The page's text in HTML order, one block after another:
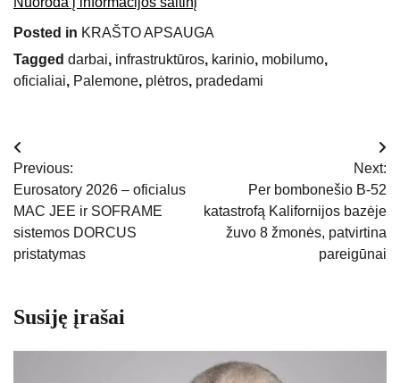
Posted in KRAŠTO APSAUGA
Tagged darbai, infrastruktūros, karinio, mobilumo,
oficialiai, Palemone, plėtros, pradedami
Navigacija
tarp
įrašų
Previous:
Eurosatory 2026 – oficialus
MAC JEE ir SOFRAME
sistemos DORCUS
pristatymas
Next:
Per bombonešio B-52
katastrofą Kalifornijos bazėje
žuvo 8 žmonės, patvirtina
pareigūnai
Susiję įrašai